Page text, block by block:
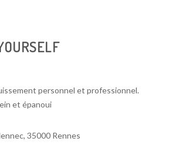
personnel et professionnel.
et épanoui
35000 Rennes